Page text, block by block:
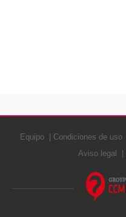
Equipo Condiciones de uso
Aviso legal